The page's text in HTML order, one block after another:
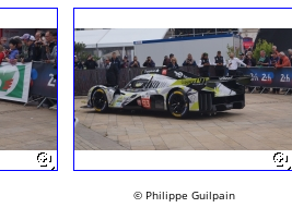
© Philippe Guilpain